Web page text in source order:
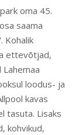
oma 45.
saama
Kohalik
ettevõtjad,
loodus- ja
kavas
tasuta. Lisaks
kohvikud,